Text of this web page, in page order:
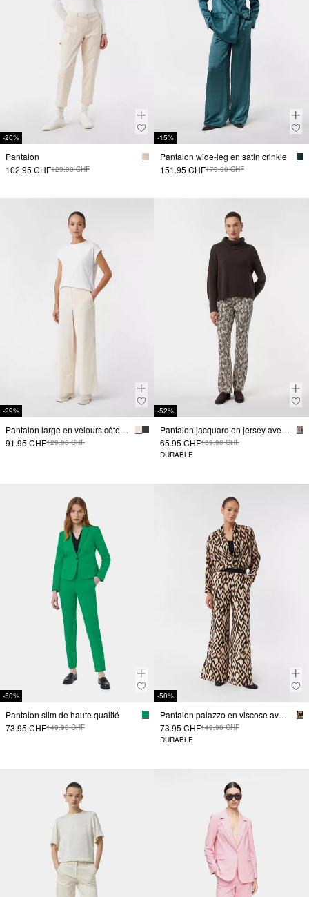
-20%
Pantalon
102.95 CHF129.90 CHF
-15%
Pantalon wide-leg en satin crinkle
151.95 CHF179.90 CHF
-29%
Pantalon large en velours côtelé fin avec ceinture élastique
91.95 CHF129.90 CHF
-52%
Pantalon jacquard en jersey avec imprimé animalier
65.95 CHF139.90 CHF
DURABLE
-50%
Pantalon slim de haute qualité
73.95 CHF149.90 CHF
-50%
Pantalon palazzo en viscose avec imprimé sur toute la surface
73.95 CHF149.90 CHF
DURABLE